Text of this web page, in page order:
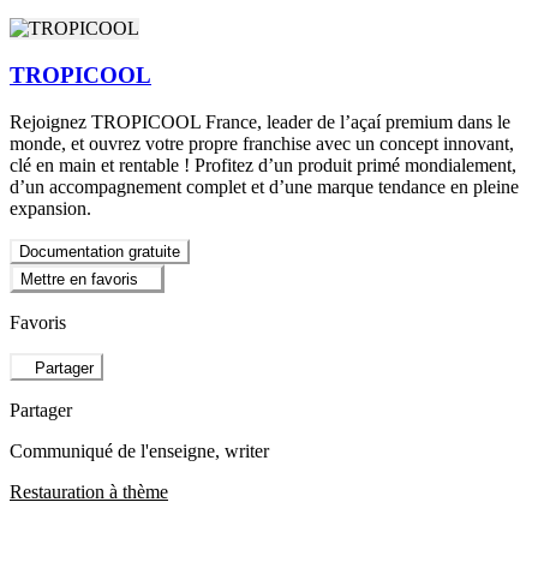
TROPICOOL
Rejoignez TROPICOOL France, leader de l’açaí premium dans le
monde, et ouvrez votre propre franchise avec un concept innovant,
clé en main et rentable ! Profitez d’un produit primé mondialement,
d’un accompagnement complet et d’une marque tendance en pleine
expansion.
Documentation gratuite
Mettre en favoris
Favoris
Partager
Partager
Communiqué de l'enseigne, writer
Restauration à thème